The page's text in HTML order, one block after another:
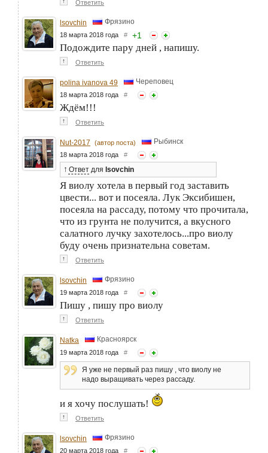
Ответить
lsovchin Фрязино
18 марта 2018 года # +1
Подождите пару дней , напишу.
↑ Ответить
polina ivanova 49 Череповец
18 марта 2018 года #
Ждём!!!
↑ Ответить
Nut-2017 (автор поста) Рыбинск
18 марта 2018 года #
↑ Ответ для lsovchin
Я виолу хотела в первый год заставить
цвести... вот и посеяла. Лук Эксибишен,
посеяла на рассаду, потому что прочитала,
что из грунта не получится, а вкусного
салатного лучку захотелось...про виолу
буду очень признательна советам.
↑ Ответить
lsovchin Фрязино
19 марта 2018 года #
Пишу , пишу про виолу
↑ Ответить
Natka Красноярск
19 марта 2018 года #
Я уже не первый раз пишу , что виолу не
надо выращивать через рассаду.
и я хочу послушать!
↑ Ответить
lsovchin Фрязино
20 марта 2018 года #